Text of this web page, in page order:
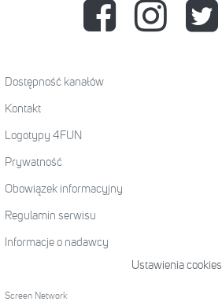
Dostępność kanałów
Kontakt
Logotypy 4FUN
Prywatność
Obowiązek informacyjny
Regulamin serwisu
Informacje o nadawcy
Ustawienia cookies
Screen Network